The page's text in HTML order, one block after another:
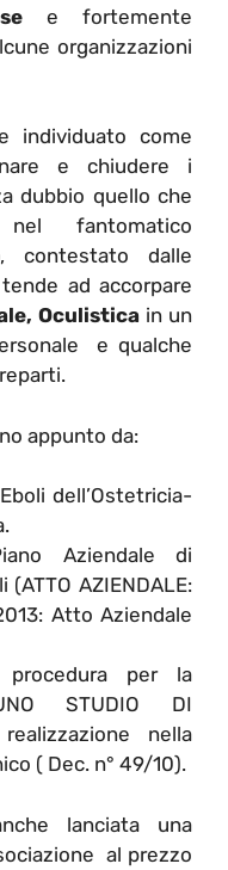
e fortemente
organizzazioni
individuato come
e chiudere i
dubbio quello che
fantomatico
, contestato dalle
ad accorpare
Oculisticain un
e qualche
appunto da:
dell’Ostetricia-
Aziendale di
AZIENDALE:
Atto Aziendale
procedura per la
STUDIO DI
nella
( Dec. n° 49/10).
lanciata una
al prezzo